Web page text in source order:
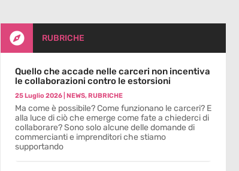
 RUBRICHE
Quello che accade nelle carceri non incentiva
le collaborazioni contro le estorsioni
25 Luglio 2026| NEWS, RUBRICHE
Ma come è possibile? Come funzionano le carceri? E
alla luce di ciò che emerge come fate a chiederci di
collaborare? Sono solo alcune delle domande di
commercianti e imprenditori che stiamo
supportando